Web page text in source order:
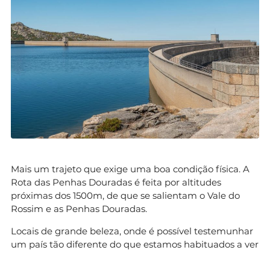
Mais um trajeto que exige uma boa condição física. A
Rota das Penhas Douradas é feita por altitudes
próximas dos 1500m, de que se salientam o Vale do
Rossim e as Penhas Douradas.
Locais de grande beleza, onde é possível testemunhar
um país tão diferente do que estamos habituados a ver